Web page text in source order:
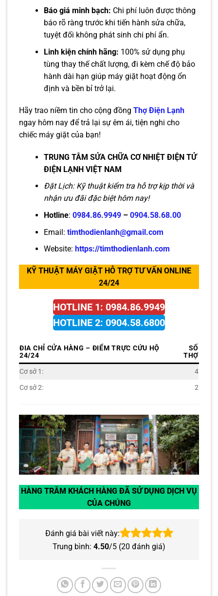
Báo giá minh bạch: Chi phí luôn được thông
báo rõ ràng trước khi tiến hành sửa chữa,
tuyệt đối không phát sinh chi phí ẩn.
Linh kiện chính hãng: 100% sử dụng phụ
tùng thay thế chất lượng, đi kèm chế độ bảo
hành dài hạn giúp máy giặt hoạt động ổn
định và bền bỉ trở lại.
Hãy trao niềm tin cho cộng đồng Thợ Điện Lạnh
ngay hôm nay để trả lại sự êm ái, tiện nghi cho
chiếc máy giặt của bạn!
TRUNG TÂM SỬA CHỮA CƠ NHIỆT ĐIỆN TỬ
ĐIỆN LẠNH VIỆT NAM
Đặt Lịch: Kỹ thuật kiểm tra hỗ trợ kịp thời và
nhận ưu đãi đặc biệt hôm nay!
Hotline: 0984.86.9949– 0904.58.68.00
Email: timthodienlanh@gmail.com
Website: https://timthodienlanh.com
KỸ THUẬT MÁY GIẶT HỖ TRỢ TƯ VẤN ONLINE
24/24
HOTLINE 1: 0984.86.9949
HOTLINE 2: 0904.58.6800
ĐIA CHỈ CỬA HÀNG – ĐIỂM TRỰC CỨU HỘ
24/24
SỐ
THỢ
Cơ sở 1:
4
Cơ sở 2:
2
HÀNG TRĂM KHÁCH HÀNG ĐÃ SỬ DỤNG DỊCH VỤ
CỦA CHÚNG
Đánh giá bài viết này:
Trung bình: 4.50/5 (20 đánh giá)